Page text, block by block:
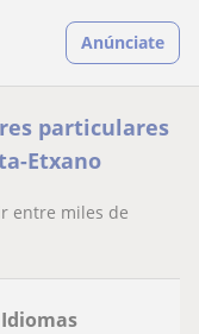
Anúnciate
particulares
Etxano
entre miles de